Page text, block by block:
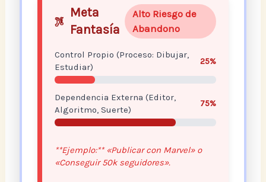
Meta
Fantasía
Alto Riesgo de
Abandono
Control Propio (Proceso: Dibujar,
Estudiar)
25%
Dependencia Externa (Editor,
Algoritmo, Suerte)
75%
**Ejemplo:** «Publicar con Marvel» o
«Conseguir 50k seguidores».